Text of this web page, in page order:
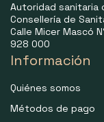
Autoridad sanitaria
Consellería de
Calle Micer Mascó
928 000
Información
Quiénes somos
Métodos de pago